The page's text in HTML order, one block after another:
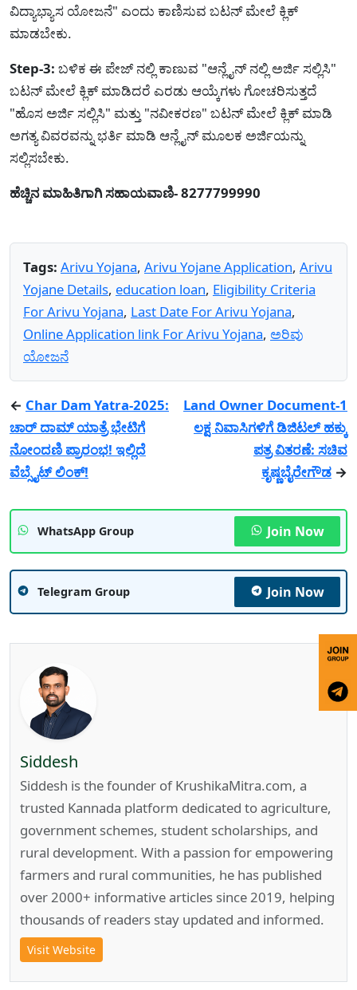
ವಿದ್ಯಾಭ್ಯಾಸ ಯೋಜನೆ" ಎಂದು ಕಾಣಿಸುವ ಬಟನ್ ಮೇಲೆ ಕ್ಲಿಕ್
ಮಾಡಬೇಕು.
Step-3: ಬಳಿಕ ಈ ಪೇಜ್ ನಲ್ಲಿ ಕಾಣುವ "ಆನ್ಲೈನ್ ನಲ್ಲಿ ಅರ್ಜಿ ಸಲ್ಲಿಸಿ"
ಬಟನ್ ಮೇಲೆ ಕ್ಲಿಕ್ ಮಾಡಿದರೆ ಎರಡು ಆಯ್ಕೆಗಳು ಗೋಚರಿಸುತ್ತದೆ
"ಹೊಸ ಅರ್ಜಿ ಸಲ್ಲಿಸಿ" ಮತ್ತು "ನವೀಕರಣ" ಬಟನ್ ಮೇಲೆ ಕ್ಲಿಕ್ ಮಾಡಿ
ಅಗತ್ಯ ವಿವರವನ್ನು ಭರ್ತಿ ಮಾಡಿ ಆನ್ಲೈನ್ ಮೂಲಕ ಅರ್ಜಿಯನ್ನು
ಸಲ್ಲಿಸಬೇಕು.
ಹೆಚ್ಚಿನ ಮಾಹಿತಿಗಾಗಿ ಸಹಾಯವಾಣಿ- 8277799990
Tags: Arivu Yojana, Arivu Yojane Application, Arivu
Yojane Details, education loan, Eligibility Criteria
For Arivu Yojana, Last Date For Arivu Yojana,
Online Application link For Arivu Yojana, ಅರಿವು
ಯೋಜನೆ
← Char Dam Yatra-2025:
ಚಾರ್ ದಾಮ್ ಯಾತ್ರೆ ಭೇಟಿಗೆ
ನೋಂದಣಿ ಪ್ರಾರಂಭ! ಇಲ್ಲಿದೆ
ವೆಬ್ಸೈಟ್ ಲಿಂಕ್!
Land Owner Document-1
ಲಕ್ಷ ನಿವಾಸಿಗಳಿಗೆ ಡಿಜಿಟಲ್ ಹಕ್ಕು
ಪತ್ರ ವಿತರಣೆ: ಸಚಿವ
ಕೃಷ್ಣಬೈರೇಗೌಡ →
WhatsApp Group Join Now
Telegram Group Join Now
Siddesh
Siddesh is the founder of KrushikaMitra.com, a
trusted Kannada platform dedicated to agriculture,
government schemes, student scholarships, and
rural development. With a passion for empowering
farmers and rural communities, he has published
over 2000+ informative articles since 2019, helping
thousands of readers stay updated and informed.
Visit Website